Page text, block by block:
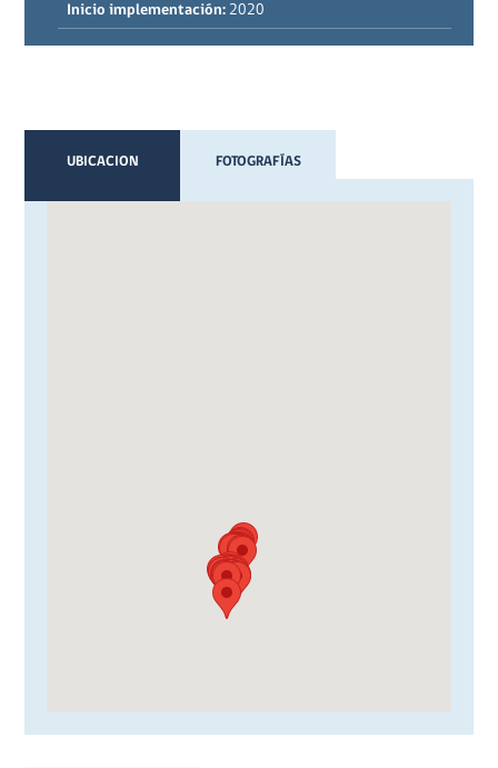
Inicio implementación: 2020
UBICACION FOTOGRAFÍAS